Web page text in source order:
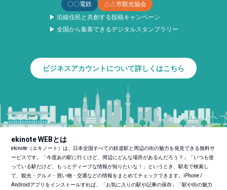
〇〇電鉄
△△市観光協会
▶ 沿線住民と共創する投稿キャンペーン
▶ 全国から集客できるデジタルスタンプラリー
ビジネスアカウントについて詳しくはこちら
ekinote WEBとは
ekinote（エキノート）は、日本全国すべての鉄道駅と周辺の街の魅力を発見できる無料サ
ービスです。「今度あの駅に行くけど、周辺にどんな場所があるんだろう？」「いつも使
っている駅だけど、もっとディープな情報が知りたいな！」というとき、駅名で検索し
て、観光・グルメ・買い物・交通などの情報をまとめてチェックできます。iPhone /
Androidアプリをインストールすれば、「お気に入りの駅や記事の保存」「駅や街の魅力